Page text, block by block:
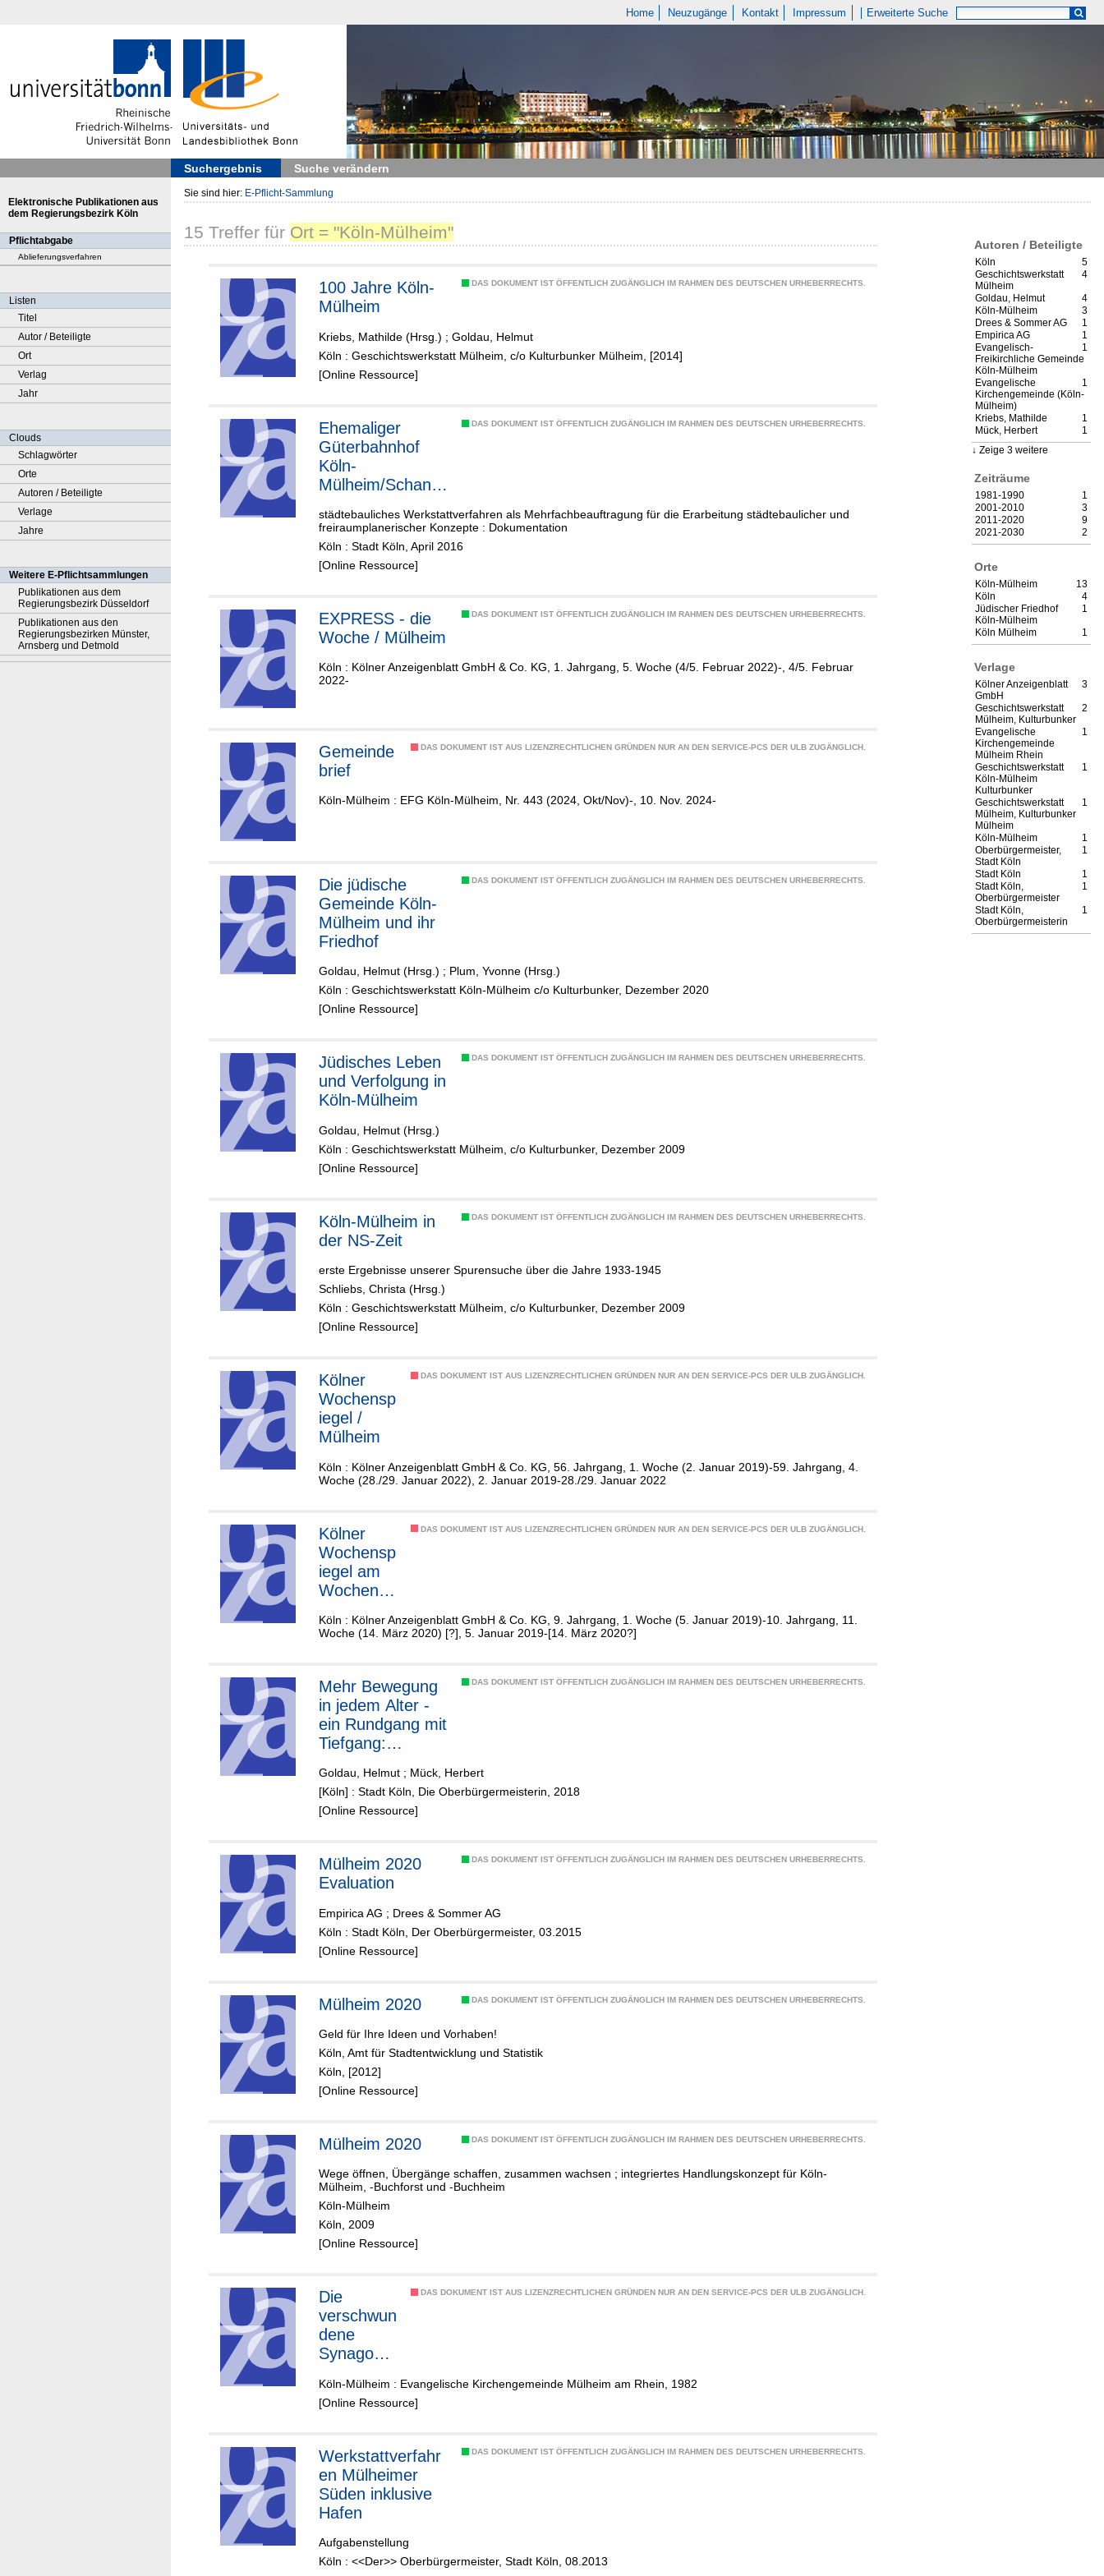
Home Neuzugänge Kontakt Impressum Erweiterte Suche
Suchergebnis Suche verändern
Elektronische Publikationen aus
dem Regierungsbezirk Köln
Pflichtabgabe
Ablieferungsverfahren
Listen
Titel
Autor / Beteiligte
Ort
Verlag
Jahr
Clouds
Schlagwörter
Orte
Autoren / Beteiligte
Verlage
Jahre
Weitere E-Pflichtsammlungen
Publikationen aus dem
Regierungsbezirk Düsseldorf
Publikationen aus den
Regierungsbezirken Münster,
Arnsberg und Detmold
Sie sind hier: E-Pflicht-Sammlung
Autoren / Beteiligte
5
Köln
4
Geschichtswerkstatt
Mülheim
4
Goldau, Helmut
3
Köln-Mülheim
1
Drees & Sommer AG
1
Empirica AG
1
Evangelisch-
Freikirchliche Gemeinde
Köln-Mülheim
1
Evangelische
Kirchengemeinde (Köln-
Mülheim)
1
Kriebs, Mathilde
1
Mück, Herbert
Zeige 3 weitere
Zeiträume
1
1981-1990
3
2001-2010
9
2011-2020
2
2021-2030
Orte
13
Köln-Mülheim
4
Köln
1
Jüdischer Friedhof
Köln-Mülheim
1
Köln Mülheim
Verlage
3
Kölner Anzeigenblatt
GmbH
2
Geschichtswerkstatt
Mülheim, Kulturbunker
1
Evangelische
Kirchengemeinde
Mülheim Rhein
1
Geschichtswerkstatt
Köln-Mülheim
Kulturbunker
1
Geschichtswerkstatt
Mülheim, Kulturbunker
Mülheim
1
Köln-Mülheim
1
Oberbürgermeister,
Stadt Köln
1
Stadt Köln
1
Stadt Köln,
Oberbürgermeister
1
Stadt Köln,
Oberbürgermeisterin
15 Treffer für Ort = "Köln-Mülheim"
DAS DOKUMENT IST ÖFFENTLICH ZUGÄNGLICH IM RAHMEN DES DEUTSCHEN URHEBERRECHTS.
100 Jahre Köln-
Mülheim
Kriebs, Mathilde (Hrsg.) ; Goldau, Helmut
Köln : Geschichtswerkstatt Mülheim, c/o Kulturbunker Mülheim, [2014]
[Online Ressource]
DAS DOKUMENT IST ÖFFENTLICH ZUGÄNGLICH IM RAHMEN DES DEUTSCHEN URHEBERRECHTS.
Ehemaliger
Güterbahnhof
Köln-
Mülheim/Schanze
städtebauliches Werkstattverfahren als Mehrfachbeauftragung für die Erarbeitung städtebaulicher und
freiraumplanerischer Konzepte : Dokumentation
Köln : Stadt Köln, April 2016
[Online Ressource]
DAS DOKUMENT IST ÖFFENTLICH ZUGÄNGLICH IM RAHMEN DES DEUTSCHEN URHEBERRECHTS.
EXPRESS - die
Woche / Mülheim
Köln : Kölner Anzeigenblatt GmbH & Co. KG, 1. Jahrgang, 5. Woche (4/5. Februar 2022)-, 4/5. Februar
2022-
DAS DOKUMENT IST AUS LIZENZRECHTLICHEN GRÜNDEN NUR AN DEN SERVICE-PCS DER ULB ZUGÄNGLICH.
Gemeinde
brief
Köln-Mülheim : EFG Köln-Mülheim, Nr. 443 (2024, Okt/Nov)-, 10. Nov. 2024-
DAS DOKUMENT IST ÖFFENTLICH ZUGÄNGLICH IM RAHMEN DES DEUTSCHEN URHEBERRECHTS.
Die jüdische
Gemeinde Köln-
Mülheim und ihr
Friedhof
Goldau, Helmut (Hrsg.) ; Plum, Yvonne (Hrsg.)
Köln : Geschichtswerkstatt Köln-Mülheim c/o Kulturbunker, Dezember 2020
[Online Ressource]
DAS DOKUMENT IST ÖFFENTLICH ZUGÄNGLICH IM RAHMEN DES DEUTSCHEN URHEBERRECHTS.
Jüdisches Leben
und Verfolgung in
Köln-Mülheim
Goldau, Helmut (Hrsg.)
Köln : Geschichtswerkstatt Mülheim, c/o Kulturbunker, Dezember 2009
[Online Ressource]
DAS DOKUMENT IST ÖFFENTLICH ZUGÄNGLICH IM RAHMEN DES DEUTSCHEN URHEBERRECHTS.
Köln-Mülheim in
der NS-Zeit
erste Ergebnisse unserer Spurensuche über die Jahre 1933-1945
Schliebs, Christa (Hrsg.)
Köln : Geschichtswerkstatt Mülheim, c/o Kulturbunker, Dezember 2009
[Online Ressource]
DAS DOKUMENT IST AUS LIZENZRECHTLICHEN GRÜNDEN NUR AN DEN SERVICE-PCS DER ULB ZUGÄNGLICH.
Kölner
Wochensp
iegel /
Mülheim
Köln : Kölner Anzeigenblatt GmbH & Co. KG, 56. Jahrgang, 1. Woche (2. Januar 2019)-59. Jahrgang, 4.
Woche (28./29. Januar 2022), 2. Januar 2019-28./29. Januar 2022
DAS DOKUMENT IST AUS LIZENZRECHTLICHEN GRÜNDEN NUR AN DEN SERVICE-PCS DER ULB ZUGÄNGLICH.
Kölner
Wochensp
iegel am
Wochenen
Mülheim
Köln : Kölner Anzeigenblatt GmbH & Co. KG, 9. Jahrgang, 1. Woche (5. Januar 2019)-10. Jahrgang, 11.
Woche (14. März 2020) [?], 5. Januar 2019-[14. März 2020?]
DAS DOKUMENT IST ÖFFENTLICH ZUGÄNGLICH IM RAHMEN DES DEUTSCHEN URHEBERRECHTS.
Mehr Bewegung
in jedem Alter -
ein Rundgang mit
Tiefgang:
Goldau, Helmut ; Mück, Herbert
[Köln] : Stadt Köln, Die Oberbürgermeisterin, 2018
[Online Ressource]
DAS DOKUMENT IST ÖFFENTLICH ZUGÄNGLICH IM RAHMEN DES DEUTSCHEN URHEBERRECHTS.
Mülheim 2020
Evaluation
Empirica AG ; Drees & Sommer AG
Köln : Stadt Köln, Der Oberbürgermeister, 03.2015
[Online Ressource]
DAS DOKUMENT IST ÖFFENTLICH ZUGÄNGLICH IM RAHMEN DES DEUTSCHEN URHEBERRECHTS.
Mülheim 2020
Geld für Ihre Ideen und Vorhaben!
Köln, Amt für Stadtentwicklung und Statistik
Köln, [2012]
[Online Ressource]
DAS DOKUMENT IST ÖFFENTLICH ZUGÄNGLICH IM RAHMEN DES DEUTSCHEN URHEBERRECHTS.
Mülheim 2020
Wege öffnen, Übergänge schaffen, zusammen wachsen ; integriertes Handlungskonzept für Köln-
Mülheim, -Buchforst und -Buchheim
Köln-Mülheim
Köln, 2009
[Online Ressource]
DAS DOKUMENT IST AUS LIZENZRECHTLICHEN GRÜNDEN NUR AN DEN SERVICE-PCS DER ULB ZUGÄNGLICH.
Die
verschwun
dene
Synagoge
Mülheim
Köln-Mülheim : Evangelische Kirchengemeinde Mülheim am Rhein, 1982
[Online Ressource]
DAS DOKUMENT IST ÖFFENTLICH ZUGÄNGLICH IM RAHMEN DES DEUTSCHEN URHEBERRECHTS.
Werkstattverfahr
en Mülheimer
Süden inklusive
Hafen
Aufgabenstellung
Köln : <<Der>> Oberbürgermeister, Stadt Köln, 08.2013